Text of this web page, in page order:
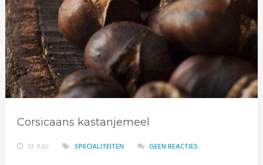
Corsicaans kastanjemeel
13 JULI SPECIALITEITEN GEEN REACTIES